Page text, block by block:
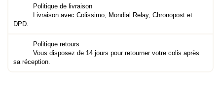
Politique de livraison
Livraison avec Colissimo, Mondial Relay, Chronopost et
DPD.
Politique retours
Vous disposez de 14 jours pour retourner votre colis après
sa réception.